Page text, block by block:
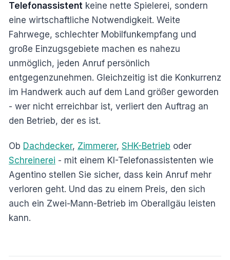
Telefonassistent keine nette Spielerei, sondern
eine wirtschaftliche Notwendigkeit. Weite
Fahrwege, schlechter Mobilfunkempfang und
große Einzugsgebiete machen es nahezu
unmöglich, jeden Anruf persönlich
entgegenzunehmen. Gleichzeitig ist die Konkurrenz
im Handwerk auch auf dem Land größer geworden
- wer nicht erreichbar ist, verliert den Auftrag an
den Betrieb, der es ist.
Ob Dachdecker, Zimmerer, SHK-Betrieb oder
Schreinerei - mit einem KI-Telefonassistenten wie
Agentino stellen Sie sicher, dass kein Anruf mehr
verloren geht. Und das zu einem Preis, den sich
auch ein Zwei-Mann-Betrieb im Oberallgäu leisten
kann.